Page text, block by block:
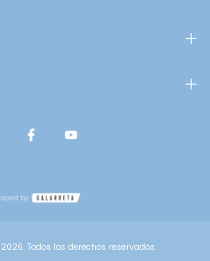
Todos los derechos reservados.